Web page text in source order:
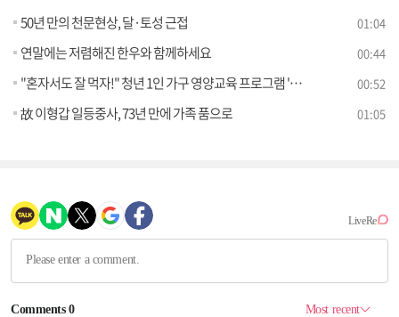
50년 만의 천문현상, 달·토성 근접 01:04
연말에는 저렴해진 한우와 함께하세요 00:44
"혼자서도 잘 먹자!" 청년 1인 가구 영양교육 프로그램 '나DO한끼' 개발 00:52
故 이형갑 일등중사, 73년 만에 가족 품으로 01:05